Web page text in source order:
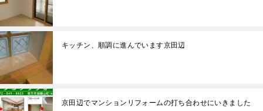
キッチン、順調に進んでいます京田辺
京田辺でマンションリフォームの打ち合わせにいきました